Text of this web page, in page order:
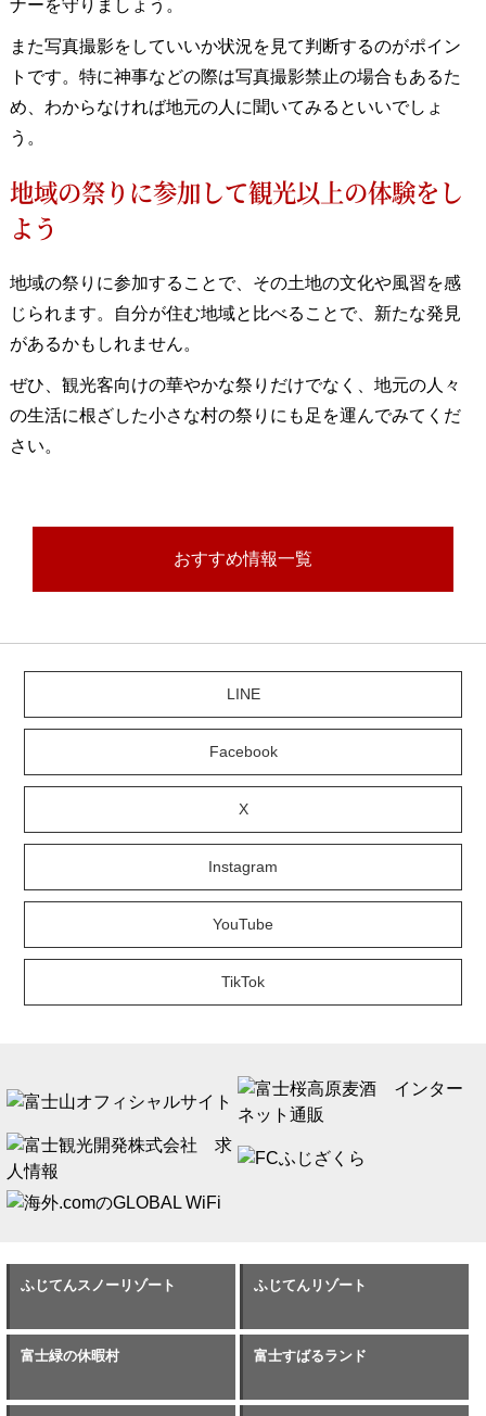
ナーを守りましょう。
また写真撮影をしていいか状況を見て判断するのがポイン
トです。特に神事などの際は写真撮影禁止の場合もあるた
め、わからなければ地元の人に聞いてみるといいでしょ
う。
地域の祭りに参加して観光以上の体験をし
よう
地域の祭りに参加することで、その土地の文化や風習を感
じられます。自分が住む地域と比べることで、新たな発見
があるかもしれません。
ぜひ、観光客向けの華やかな祭りだけでなく、地元の人々
の生活に根ざした小さな村の祭りにも足を運んでみてくだ
さい。
おすすめ情報一覧
LINE
Facebook
X
Instagram
YouTube
TikTok
ふじてんスノーリゾート ふじてんリゾート
富士緑の休暇村 富士すばるランド